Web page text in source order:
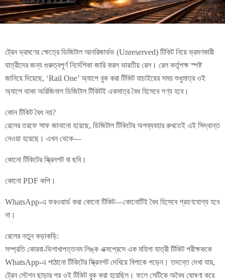
ট্রেন ভ্রমণের ক্ষেত্রে ডিজিটাল আনরিজার্ভড (Unreserved) টিকিট নিয়ে ভ্রমণকারী
যাত্রীদের জন্য গুরুত্বপূর্ণ নির্দেশিকা জারি করল ভারতীয় রেল। রেল কর্তৃপক্ষ স্পষ্ট
জানিয়ে দিয়েছে, ‘Rail One’ অ্যাপে বুক করা টিকিট যাচাইয়ের সময় শুধুমাত্র ওই
অ্যাপে থাকা অরিজিনাল ডিজিটাল টিকিটই একমাত্র বৈধ হিসেবে গণ্য হবে।
কোন টিকিট বৈধ নয়?
রেলের তরফে সাফ জানানো হয়েছে, ডিজিটাল টিকিটের অপব্যবহার রুখতেই এই সিদ্ধান্ত
নেওয়া হয়েছে। এখন থেকে—
কোনো টিকিটের স্ক্রিনশট বা ছবি।
কোনো PDF কপি।
WhatsApp-এ ফরওয়ার্ড করা কোনো টিকিট—কোনোটিই বৈধ হিসেবে গ্রহণযোগ্য হবে
না।
রেলের নতুন কড়াকড়ি:
সম্প্রতি কোরবা-ভিশাখাপত্তনম লিঙ্ক এক্সপ্রেসে এক মহিলা যাত্রী টিকিট পরীক্ষককে
WhatsApp-এ পাঠানো টিকিটের স্ক্রিনশট দেখিয়ে বিপাকে পড়েন। তদন্তে দেখা যায়,
ট্রেন স্টেশন ছাড়ার পর ওই টিকিট বুক করা হয়েছিল। ফলে সেটিকে অবৈধ ঘোষণা করে